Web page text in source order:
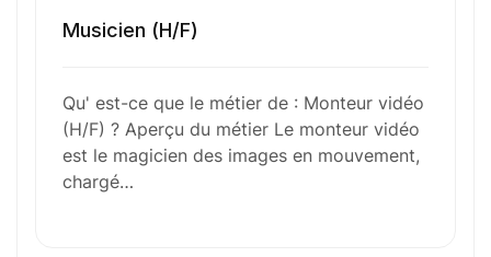
Envie de commencer
l’aventure avecnous
N’attendez plus !
Déposez votre
Musicien (H/F)
Qu' est-ce que le métier de : Monteur vidéo
(H/F) ? Aperçu du métier Le monteur vidéo
est le magicien des images en mouvement,
chargé…